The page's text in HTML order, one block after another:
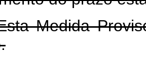
Medida